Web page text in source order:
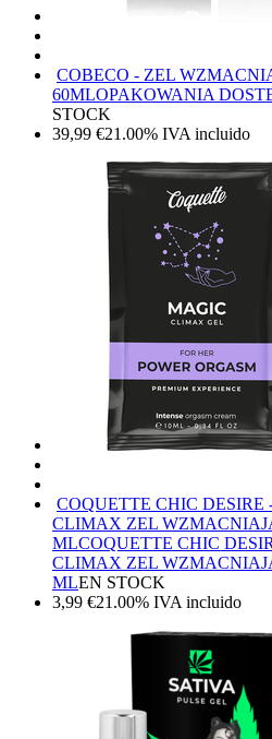
COBECO - ZEL
60MLOPAKOWANIA
STOCK
39,99 €21.00% IVA incluido
COQUETTE CHIC DESIRE
CLIMAX ZEL
MLCOQUETTE CHIC
CLIMAX ZEL
MLEN STOCK
3,99 €21.00% IVA incluido